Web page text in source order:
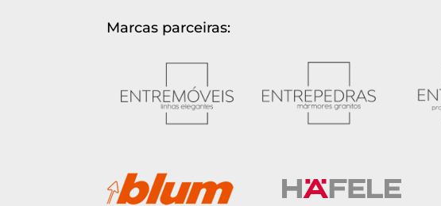
Marcas parceiras: